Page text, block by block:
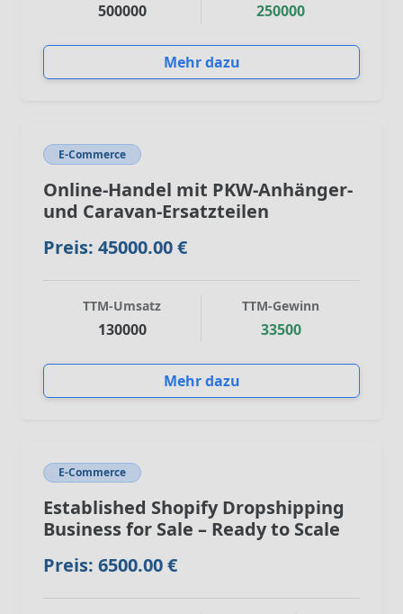
500000 250000
Mehr dazu
E-Commerce
Online-Handel mit PKW-Anhänger-
und Caravan-Ersatzteilen
Preis: 45000.00 €
TTM-Umsatz
130000
TTM-Gewinn
33500
Mehr dazu
E-Commerce
Established Shopify Dropshipping
Business for Sale – Ready to Scale
Preis: 6500.00 €